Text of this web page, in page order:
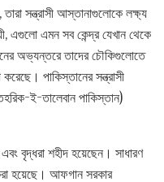
তারা সন্ত্রাসী আস্তানাগুলোকে লক্ষ্য
এগুলো এমন সব কেন্দ্র যেখান থেকে
অভ্যন্তরে তাদের চৌকিগুলোতে
করেছে। পাকিস্তানের সন্ত্রাসী
ই-তালেবান পাকিস্তান)
বৃদ্ধরা শহীদ হয়েছেন। সাধারণ
হয়েছে। আফগান সরকার